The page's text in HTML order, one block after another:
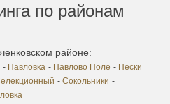
по районам
районе:
- Павловка - Павлово Поле - Пески
- Сокольники -